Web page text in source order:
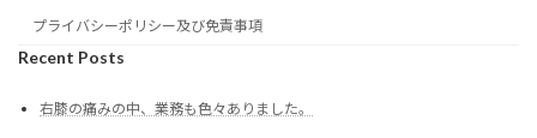
プライバシーポリシー及び免責事項
Recent Posts
右膝の痛みの中、業務も色々ありました。